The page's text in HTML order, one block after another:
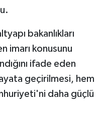
bakanlıkları
imarı konusunu
ifade eden
geçirilmesi, hem
daha güçlü